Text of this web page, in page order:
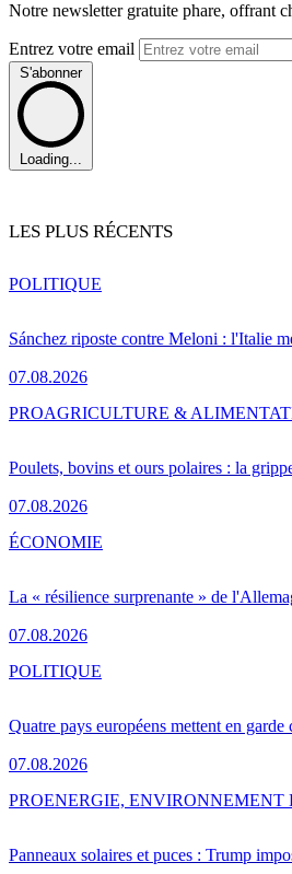
Notre newsletter gratuite phare, offrant
Entrez votre email
S'abonner
Loading...
LES PLUS RÉCENTS
Sánchez riposte contre Meloni : l'Italie
07.08.2026
POLITIQUE
Poulets, bovins et ours polaires : la
07.08.2026
PROAGRICULTURE &
La « résilience surprenante » de
07.08.2026
ÉCONOMIE
Quatre pays européens mettent en
07.08.2026
POLITIQUE
Panneaux solaires et puces : Trump
PROENERGIE, ENVIRONNEMENT